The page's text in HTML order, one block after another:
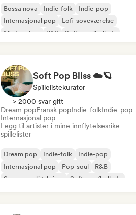
Bossa nova Indie-folk
Indie-pop
Internasjonal pop
Lofi-soveværelse
Modern jazz
R&B Soft pop/ballade
Soft Pop Bliss ☁️🪐
Spillelistekurator
> 2000 svar gitt
Dream popFransk popIndie-folkIndie-pop
Internasjonal pop
Legg til artister i mine innflytelsesrike
spillelister
Dream pop Indie-folk
Indie-pop
Internasjonal pop
Pop-soul
R&B
Sanger og låtskriver
Soft pop/ballade